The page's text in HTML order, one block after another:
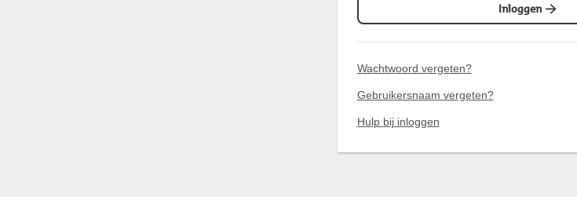
Inloggen
Wachtwoord vergeten?
Gebruikersnaam vergeten?
Hulp bij inloggen